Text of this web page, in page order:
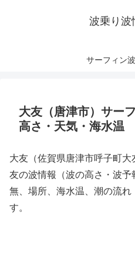
波乗り波
サーフィン
大友（唐津市）サー
高さ・天気・海水温
大友（佐賀県唐津市呼子町
友の波情報（波の高さ・波
無、場所、海水温、潮の流れ
す。